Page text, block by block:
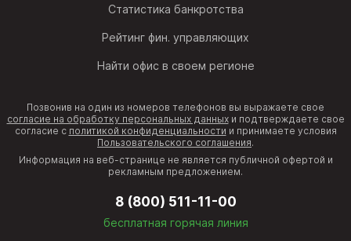
Статистика банкротства
Рейтинг фин. управляющих
Найти офис в своем регионе
Позвонив на один из номеров телефонов вы выражаете свое
согласие на обработку персональных данныхи подтверждаете свое
согласие с политикой конфиденциальности и принимаете условия
Пользовательского соглашения.
Информация на веб-странице не является публичной офертой и
рекламным предложением.
8 (800) 511-11-00
бесплатная горячая линия